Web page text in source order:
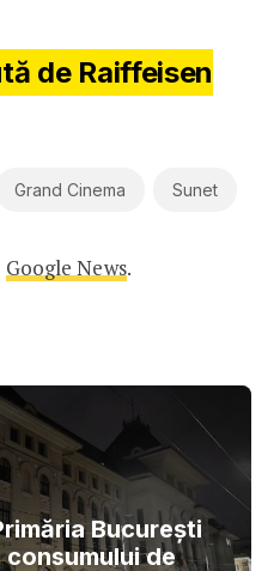
de Raiffeisen
Grand Cinema Sunet
Google News.
București
de